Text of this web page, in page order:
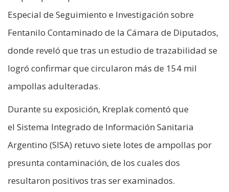
Especial de Seguimiento e Investigación sobre
Fentanilo Contaminado de la Cámara de Diputados,
donde reveló que tras un estudio de trazabilidad se
logró confirmar que circularon más de 154 mil
ampollas adulteradas.
Durante su exposición, Kreplak comentó que
el Sistema Integrado de Información Sanitaria
Argentino (SISA) retuvo siete lotes de ampollas por
presunta contaminación, de los cuales dos
resultaron positivos tras ser examinados.